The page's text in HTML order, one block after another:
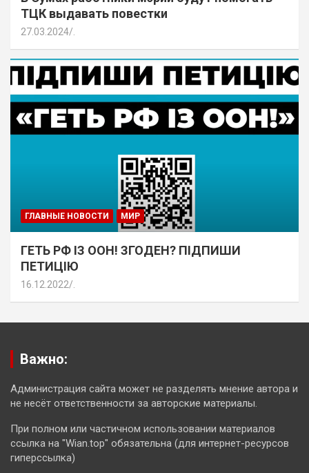
ТЦК выдавать повестки
27.03.2024
ГЛАВНЫЕ НОВОСТИ МИР
ГЕТЬ РФ ІЗ ООН! ЗГОДЕН? ПІДПИШИ
ПЕТИЦІЮ
16.12.2022
Важно:
Администрация сайта может не разделять мнение автора и
не несёт ответственности за авторские материалы.
При полном или частичном использовании материалов
ссылка на "Wian.top" обязательна (для интернет-ресурсов
гиперссылка)